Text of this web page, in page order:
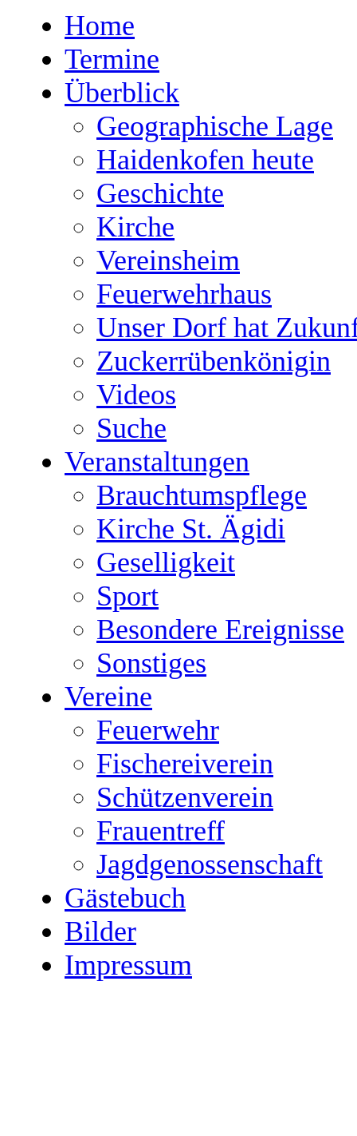
Home
Termine
Überblick
Geographische Lage
Haidenkofen heute
Geschichte
Kirche
Vereinsheim
Feuerwehrhaus
Unser Dorf hat
Zuckerrübenkönigin
Videos
Suche
Veranstaltungen
Brauchtumspflege
Kirche St. Ägidi
Geselligkeit
Sport
Besondere Ereignisse
Sonstiges
Vereine
Feuerwehr
Fischereiverein
Schützenverein
Frauentreff
Jagdgenossenschaft
Gästebuch
Bilder
Impressum